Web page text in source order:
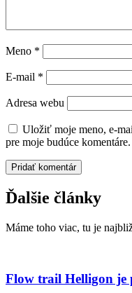
Meno *
E-mail *
Adresa webu
Uložiť moje meno, e-
pre moje budúce komentáre.
Ďalšie články
Máme toho viac, tu je
Flow trail Helligon je